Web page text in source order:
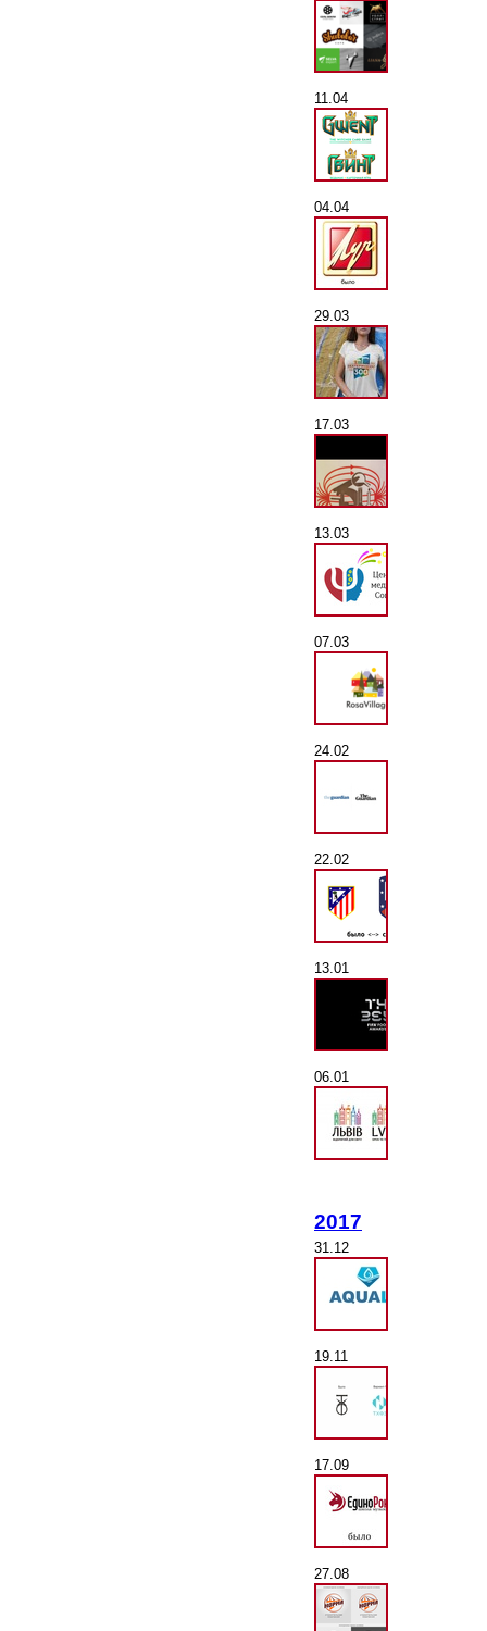
11.04
04.04
29.03
17.03
13.03
07.03
24.02
22.02
13.01
06.01
2017
31.12
19.11
17.09
27.08